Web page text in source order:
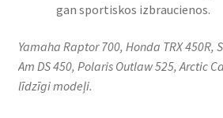
gan sportiskos izbraucienos.
Yamaha Raptor 700, Honda TRX 450R,
Am DS 450, Polaris Outlaw 525, Arctic
līdzīgi modeļi.